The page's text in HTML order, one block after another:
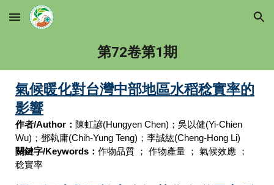
Skip to main content Skip to navigation
第72卷第1期
氣候暖化對台灣中部地區水稻稔實率的
影響
作者/Author： 陳虹諺(Hungyen Chen) ；吳以健(Yi-Chien
Wu) ；鄧執庸(Chih-Yung Teng) ；李誠紘(Cheng-Hong Li)
關鍵字/Keywords：作物品質 ； 作物產量 ； 氣候效應
；
稔實率